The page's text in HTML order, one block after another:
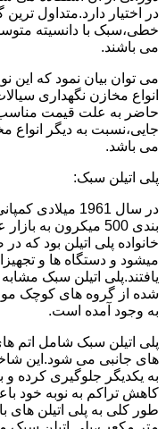
در اختیار دارد.متداول
خطی،سبک با دانسیته
می باشند.
می توان بیان نمود که این
انواع مخازن نگهداری
حاضر به علت قیمت
جایی،نسبت به دیگر انواع
می باشد.
پلی اتیلن سبک:
در سال 1961
بندی 500 میکرون
خانواده پلی اتیلن بود که
میشود و دستگاه ها و
یافتند.پلی اتیلن سبک
شده از گروه های کوچک
به وجود آمده است.
پلی اتیلن سبک شامل اتم
های جانبی می شود.این
به یکدیگر جلوگیری کرده و
کاهش تراکم به نوبه خود